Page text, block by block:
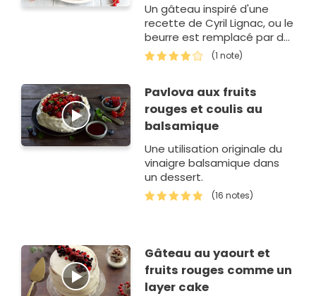
Un gâteau inspiré d'une
recette de Cyril Lignac, ou le
beurre est remplacé par du
mascarpone.(1 note)
Pavlova aux fruits
rouges et coulis au
balsamique
Une utilisation originale du
vinaigre balsamique dans
un dessert.
(16 notes)
Gâteau au yaourt et
fruits rouges comme un
layer cake